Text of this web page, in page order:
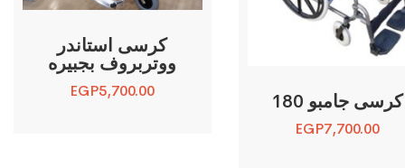
كرسى استاندر
ووتربروف بجبيره
EGP5,700.00 كرسى جامبو 180
EGP7,700.00